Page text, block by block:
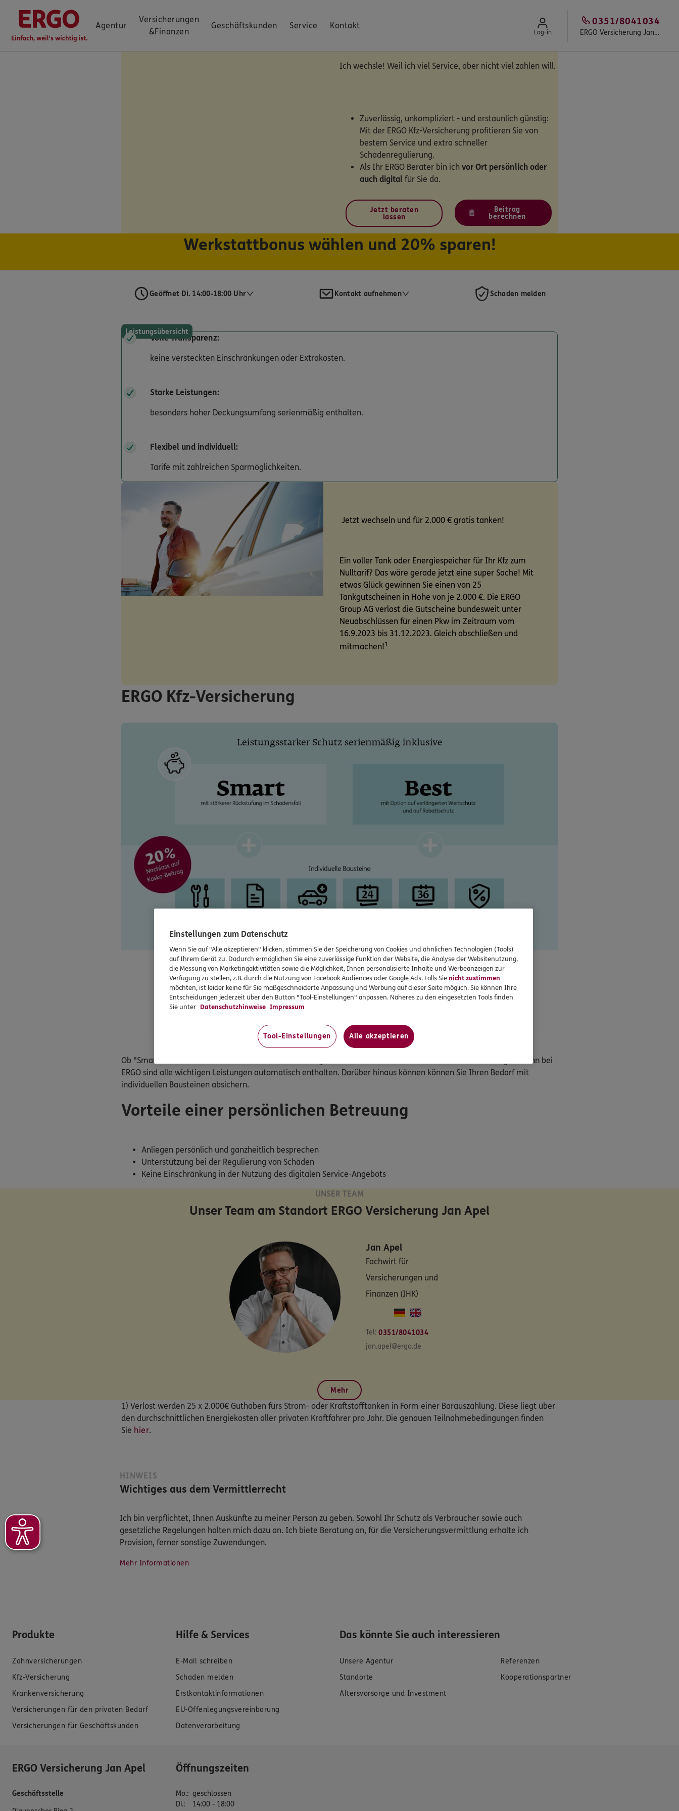
Agentur
Versicherungen
&Finanzen
Geschäftskunden Service Kontakt
Log-in ERGO Versicherung Jan Apel
0351/8041034
Ich wechsle! Weil ich viel Service, aber nicht viel zahlen will.
Zuverlässig, unkompliziert - und erstaunlich günstig:
Mit der ERGO Kfz-Versicherung profitieren Sie von
bestem Service und extra schneller
Schadenregulierung.
Als Ihr ERGO Berater bin ich vor Ort persönlich oder
auch digital für Sie da.
Jetzt beraten
lassen
Beitrag
berechnen
Werkstattbonus wählen und 20% sparen!
Geöffnet Di. 14:00-18:00 Uhr Kontakt aufnehmen Schaden melden
Leistungsübersicht
Volle Transparenz:
keine versteckten Einschränkungen oder Extrakosten.
Starke Leistungen:
besonders hoher Deckungsumfang serienmäßig enthalten.
Flexibel und individuell:
Tarife mit zahlreichen Sparmöglichkeiten.
Jetzt wechseln und für 2.000 € gratis tanken!
Ein voller Tank oder Energiespeicher für Ihr Kfz zum
Nulltarif? Das wäre gerade jetzt eine super Sache! Mit
etwas Glück gewinnen Sie einen von 25
Tankgutscheinen in Höhe von je 2.000 €. Die ERGO
Group AG verlost die Gutscheine bundesweit unter
Neuabschlüssen für einen Pkw im Zeitraum vom
16.9.2023 bis 31.12.2023. Gleich abschließen und
mitmachen!1
ERGO Kfz-Versicherung
Alle Leistungen vergleichen
Ob "Smart" oder "Best": Mit der ERGO Autoversicherung erleben Sie im Ernstfall keine bösen Überraschungen. Denn bei
ERGO sind alle wichtigen Leistungen automatisch enthalten. Darüber hinaus können können Sie Ihren Bedarf mit
individuellen Bausteinen absichern.
Vorteile einer persönlichen Betreuung
Anliegen persönlich und ganzheitlich besprechen
Unterstützung bei der Regulierung von Schäden
Keine Einschränkung in der Nutzung des digitalen Service-Angebots
UNSER TEAM
Unser Team am Standort ERGO Versicherung Jan Apel
Jan Apel
Fachwirt für
Versicherungen und
Finanzen (IHK)
Tel: 0351/8041034
jan.apel@ergo.de
Mehr
1) Verlost werden 25 x 2.000€ Guthaben fürs Strom- oder Kraftstofftanken in Form einer Barauszahlung. Diese liegt über
den durchschnittlichen Energiekosten aller privaten Kraftfahrer pro Jahr. Die genauen Teilnahmebedingungen finden
Sie hier.
HINWEIS
Wichtiges aus dem Vermittlerrecht
Ich bin verpflichtet, Ihnen Auskünfte zu meiner Person zu geben. Sowohl Ihr Schutz als Verbraucher sowie auch
gesetzliche Regelungen halten mich dazu an. Ich biete Beratung an, für die Versicherungsvermittlung erhalte ich
Provision, ferner sonstige Zuwendungen.
Mehr Informationen
Produkte
Zahnversicherungen
Kfz-Versicherung
Krankenversicherung
Versicherungen für den privaten Bedarf
Versicherungen für Geschäftskunden
Hilfe & Services
E-Mail schreiben
Schaden melden
Erstkontaktinformationen
EU-Offenlegungsvereinbarung
Datenverarbeitung
Das könnte Sie auch interessieren
Unsere Agentur
Referenzen
Standorte
Kooperationspartner
Altersvorsorge und Investment
ERGO Versicherung Jan Apel
Geschäftsstelle
Öffnungszeiten
Mo.: geschlossen
Di.:
14:00 - 18:00
Einstellungen zum Datenschutz
Wenn Sie auf "Alle akzeptieren" klicken, stimmen Sie der Speicherung von Cookies und ähnlichen Technologien (Tools)
auf Ihrem Gerät zu. Dadurch ermöglichen Sie eine zuverlässige Funktion der Website, die Analyse der Websitenutzung,
die Messung von Marketingaktivitäten sowie die Möglichkeit, Ihnen personalisierte Inhalte und Werbeanzeigen zur
Verfügung zu stellen, z.B. durch die Nutzung von Facebook Audiences oder Google Ads. Falls Sienicht zustimmen
möchten, ist leider keine für Sie maßgeschneiderte Anpassung und Werbung auf dieser Seite möglich. Sie können Ihre
Entscheidungen jederzeit über den Button "Tool-Einstellungen" anpassen. Näheres zu den eingesetzten Tools finden
Sie unter Datenschutzhinweise Impressum
Tool-Einstellungen Alle akzeptieren